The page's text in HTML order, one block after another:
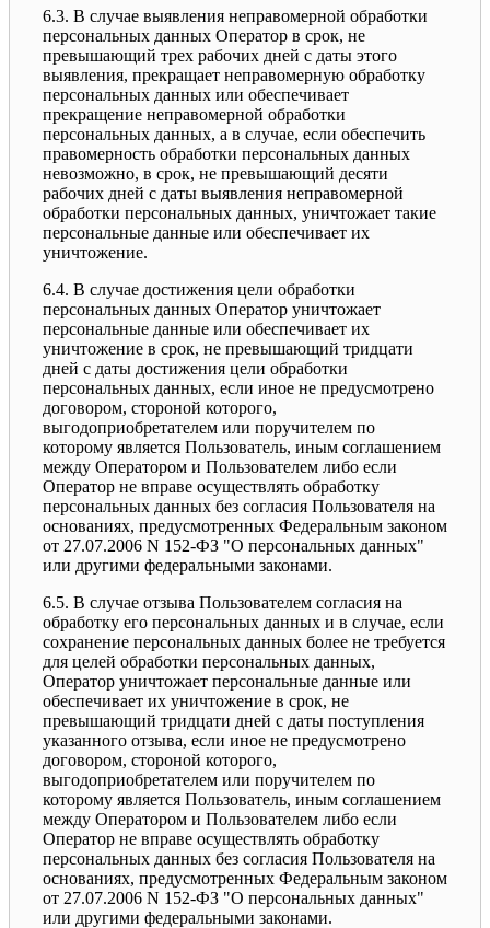
6.3. В случае выявления неправомерной обработки
персональных данных Оператор в срок, не
превышающий трех рабочих дней с даты этого
выявления, прекращает неправомерную обработку
персональных данных или обеспечивает
прекращение неправомерной обработки
персональных данных, а в случае, если обеспечить
правомерность обработки персональных данных
невозможно, в срок, не превышающий десяти
рабочих дней с даты выявления неправомерной
обработки персональных данных, уничтожает такие
персональные данные или обеспечивает их
уничтожение.
6.4. В случае достижения цели обработки
персональных данных Оператор уничтожает
персональные данные или обеспечивает их
уничтожение в срок, не превышающий тридцати
дней с даты достижения цели обработки
персональных данных, если иное не предусмотрено
договором, стороной которого,
выгодоприобретателем или поручителем по
которому является Пользователь, иным соглашением
между Оператором и Пользователем либо если
Оператор не вправе осуществлять обработку
персональных данных без согласия Пользователя на
основаниях, предусмотренных Федеральным законом
от 27.07.2006 N 152-ФЗ "О персональных данных"
или другими федеральными законами.
6.5. В случае отзыва Пользователем согласия на
обработку его персональных данных и в случае, если
сохранение персональных данных более не требуется
для целей обработки персональных данных,
Оператор уничтожает персональные данные или
обеспечивает их уничтожение в срок, не
превышающий тридцати дней с даты поступления
указанного отзыва, если иное не предусмотрено
договором, стороной которого,
выгодоприобретателем или поручителем по
которому является Пользователь, иным соглашением
между Оператором и Пользователем либо если
Оператор не вправе осуществлять обработку
персональных данных без согласия Пользователя на
основаниях, предусмотренных Федеральным законом
от 27.07.2006 N 152-ФЗ "О персональных данных"
или другими федеральными законами.